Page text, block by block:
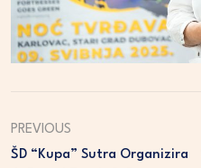
PREVIOUS
ŠD “Kupa” Sutra Organizira